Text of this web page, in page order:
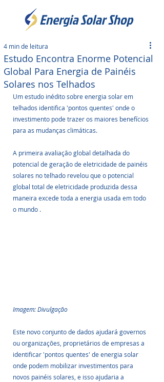
Estudo Encontra Enorme Potencial
Global Para Energia de Painéis
Solares nos Telhados
4 min de leitura
Um estudo inédito sobre energia solar em
telhados identifica 'pontos quentes' onde o
investimento pode trazer os maiores benefícios
para as mudanças climáticas.
A primeira avaliação global detalhada do
potencial de geração de eletricidade de painéis
solares no telhado revelou que o potencial
global total de eletricidade produzida dessa
maneira excede toda a energia usada em todo
o mundo .
Imagem: Divulgação
Este novo conjunto de dados ajudará governos
ou organizações, proprietários de empresas a
identificar 'pontos quentes' de energia solar
onde podem mobilizar investimentos para
novos painéis solares, e isso ajudaria a